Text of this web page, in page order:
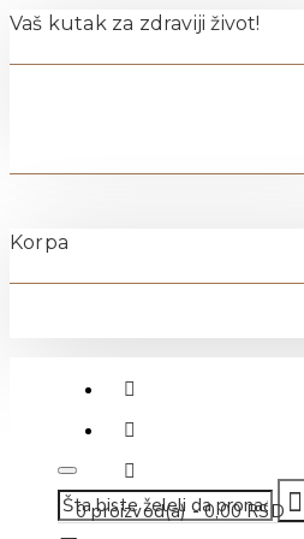
Vaš kutak za zdraviji život!
Korpa
011-40-70-500
0 proizvod(a) - 0,00 RSD